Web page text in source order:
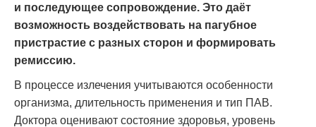
и последующее сопровождение. Это даёт
возможность воздействовать на пагубное
пристрастие с разных сторон и формировать
ремиссию.
В процессе излечения учитываются особенности
организма, длительность применения и тип ПАВ.
Доктора оценивают состояние здоровья, уровень